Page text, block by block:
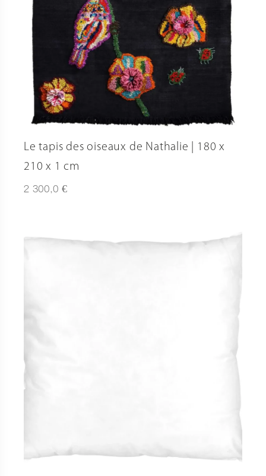
Le tapis des oiseaux de Nathalie | 180 x
210 x 1 cm
2 300,0 €